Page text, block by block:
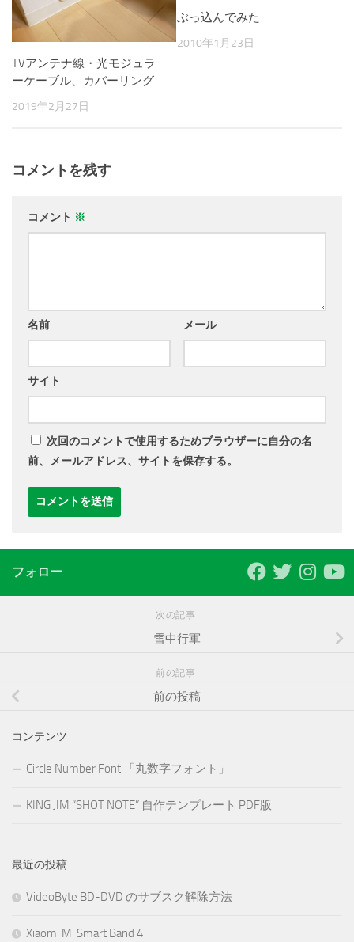
TVアンテナ線・光モジュラ
ーケーブル、カバーリング
2019年2月27日
ぶっ込んでみた
2010年1月23日
コメントを残す
コメント ※
名前 メール
サイト
次回のコメントで使用するためブラウザーに自分の名
前、メールアドレス、サイトを保存する。
フォロー
次の記事
雪中行軍
前の記事
前の投稿
コンテンツ
Circle Number Font 「丸数字フォント」
KING JIM “SHOT NOTE” 自作テンプレート PDF版
最近の投稿
VideoByte BD-DVD のサブスク解除方法
Xiaomi Mi Smart Band 4